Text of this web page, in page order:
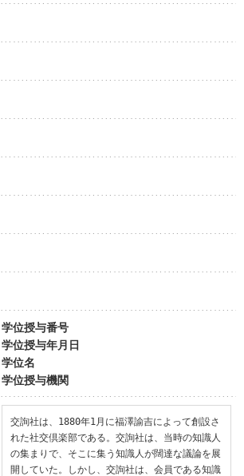
学位授与番号
学位授与年月日
学位名
学位授与機関
交詢社は、1880年1月に福澤諭吉によって創設さ
れた社交倶楽部である。交詢社は、当時の知識人
の集まりで、そこに集う知識人が闊達な議論を展
開していた。しかし、交詢社は、会員である知識